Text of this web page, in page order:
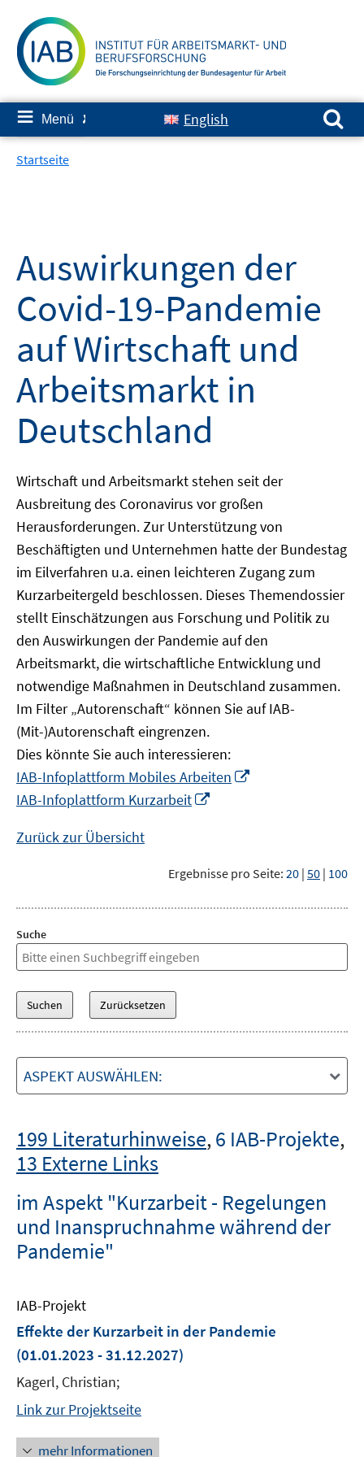
zum
Inhalt
≡ Menü ✘ English
Suchen nach:
Startseite
Auswirkungen der
Covid-19-Pandemie
auf Wirtschaft und
Arbeitsmarkt in
Deutschland
Wirtschaft und Arbeitsmarkt stehen seit der
Ausbreitung des Coronavirus vor großen
Herausforderungen. Zur Unterstützung von
Beschäftigten und Unternehmen hatte der Bundestag
im Eilverfahren u.a. einen leichteren Zugang zum
Kurzarbeitergeld beschlossen. Dieses Themendossier
stellt Einschätzungen aus Forschung und Politik zu
den Auswirkungen der Pandemie auf den
Arbeitsmarkt, die wirtschaftliche Entwicklung und
notwendige Maßnahmen in Deutschland zusammen.
Im Filter „Autorenschaft“ können Sie auf IAB-
(Mit-)Autorenschaft eingrenzen.
Dies könnte Sie auch interessieren:
IAB-Infoplattform Mobiles Arbeiten
IAB-Infoplattform Kurzarbeit
Zurück zur Übersicht
Ergebnisse pro Seite: 20 | 50 | 100
Suche
ASPEKT AUSWÄHLEN:
199 Literaturhinweise,6 IAB-Projekte,
13 Externe Links
im Aspekt "Kurzarbeit - Regelungen
und Inanspruchnahme während der
Pandemie"
IAB-Projekt
Effekte der Kurzarbeit in der Pandemie
(01.01.2023 - 31.12.2027)
Kagerl, Christian;
Link zur Projektseite
mehr Informationen